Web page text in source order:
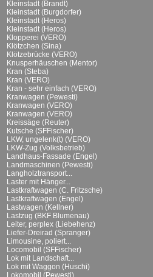
Kleinstadt (Brandt)
Kleinstadt (Burgdorfer)
Kleinstadt (Heros)
Kleinstadt (Heros)
Klopperei (VERO)
Klötzchen (Sina)
Klötzebrücke (VERO)
Knusperhäuschen (Mentor)
Kran (Steba)
Kran (VERO)
Kran - sehr einfach (VERO)
Kranwagen (Pewesti)
Kranwagen (VERO)
Kranwagen (VERO)
Kreissäge (Reuter)
Kutsche (SFFischer)
LKW, ungelenk(t) (VERO)
LKW-Zug (Volksbetrieb)
Landhaus-Fassade (Engel)
Landmaschinen (Pewesti)
Langholztransport...
Laster mit Hänger...
Lastkraftwagen (C. Fritzsche)
Lastkraftwagen (Engel)
Lastwagen (Kellner)
Lastzug (BKF Blumenau)
Leiter, perplex (Liebehenz)
Liefer-Dreirad (Spranger)
Limousine, poliert...
Locomobil (SFFischer)
Lok mit Landschaft...
Lok mit Waggon (Huschi)
Lokomobil (Pewesti)